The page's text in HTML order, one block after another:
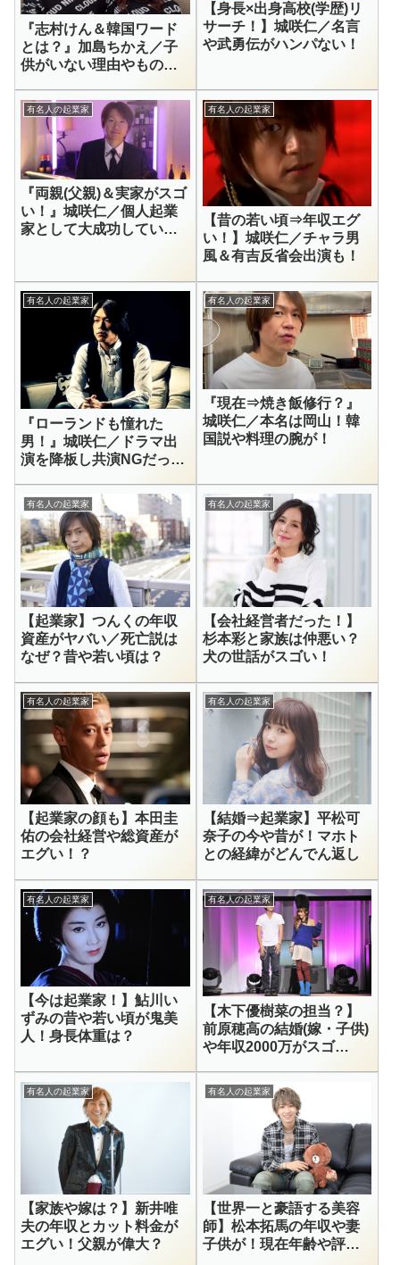
『志村けん＆韓国ワード
とは？』加島ちかえ／子
供がいない理由やものま
【身長×出身高校(学歴)リ
サーチ！】城咲仁／名言
や武勇伝がハンパない！
有名人の起業家
『両親(父親)＆実家がスゴ
い！』城咲仁／個人起業
家として大成功してい
有名人の起業家
【昔の若い頃⇒年収エグ
い！】城咲仁／チャラ男
風＆有吉反省会出演も！
有名人の起業家
『ローランドも憧れた
男！』城咲仁／ドラマ出
演を降板し共演NGだった
有名人の起業家
『現在⇒焼き飯修行？』
城咲仁／本名は岡山！韓
国説や料理の腕が！
有名人の起業家
【起業家】つんくの年収
資産がヤバい／死亡説は
なぜ？昔や若い頃は？
有名人の起業家
【会社経営者だった！】
杉本彩と家族は仲悪い？
犬の世話がスゴい！
有名人の起業家
【起業家の顔も】本田圭
佑の会社経営や総資産が
エグい！？
有名人の起業家
【結婚⇒起業家】平松可
奈子の今や昔が！マホト
との経緯がどんでん返し
有名人の起業家
【今は起業家！】鮎川い
ずみの昔や若い頃が鬼美
人！身長体重は？
有名人の起業家
【木下優樹菜の担当？】
前原穂高の結婚(嫁・子供)
や年収2000万がスゴ
有名人の起業家
【家族や嫁は？】新井唯
夫の年収とカット料金が
エグい！父親が偉大？
有名人の起業家
【世界一と豪語する美容
師】松本拓馬の年収や妻
子供が！現在年齢や評判